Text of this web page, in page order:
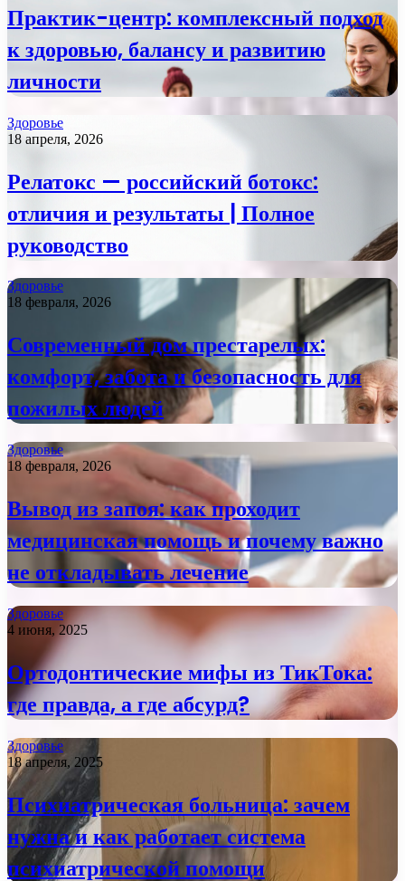
Практик-центр: комплексный подход
к здоровью, балансу и развитию
личности
Здоровье
18 апреля, 2026
Релатокс — российский ботокс:
отличия и результаты | Полное
руководство
Здоровье
18 февраля, 2026
Современный дом престарелых:
комфорт, забота и безопасность для
пожилых людей
Здоровье
18 февраля, 2026
Вывод из запоя: как проходит
медицинская помощь и почему важно
не откладывать лечение
Здоровье
4 июня, 2025
Ортодонтические мифы из ТикТока:
где правда, а где абсурд?
Здоровье
18 апреля, 2025
Психиатрическая больница: зачем
нужна и как работает система
психиатрической помощи